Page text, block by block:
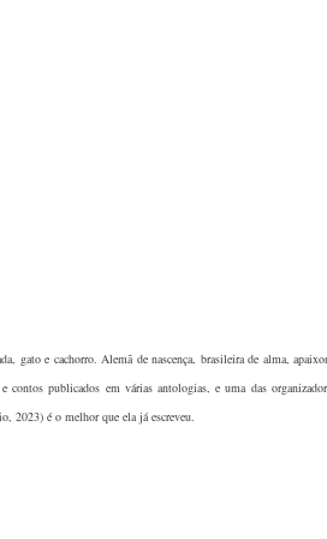
gato e cachorro. Alemã de nascença, brasileira de alma,
publicados em várias antologias, e uma das
2023) é o melhor que ela já escreveu.